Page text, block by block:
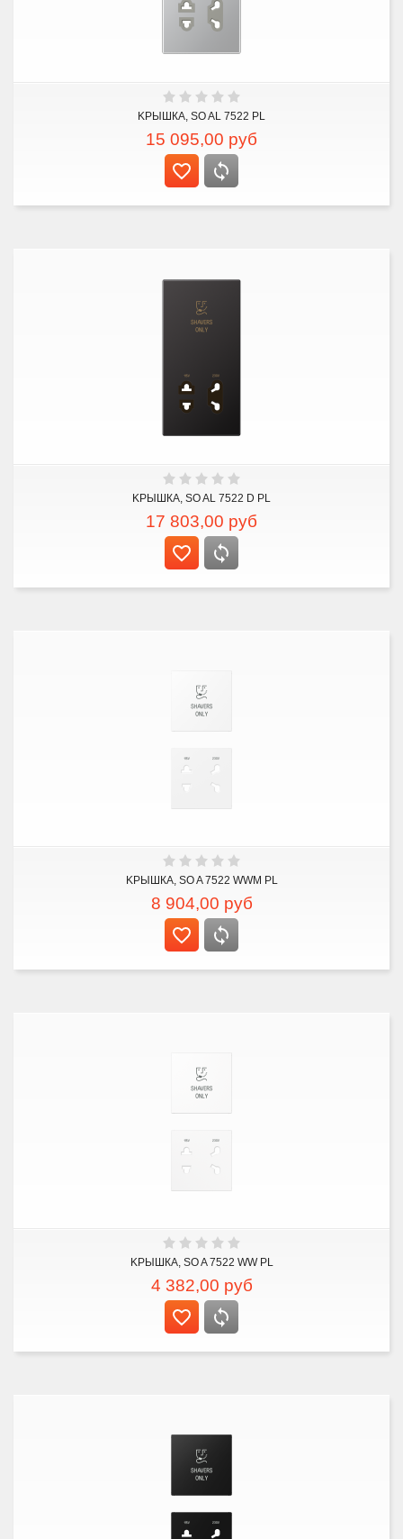
KРЫШКА, SO AL 7522 PL
15 095,00 руб
KРЫШКА, SO AL 7522 D PL
17 803,00 руб
KРЫШКА, SO A 7522 WWM PL
8 904,00 руб
KРЫШКА, SO A 7522 WW PL
4 382,00 руб